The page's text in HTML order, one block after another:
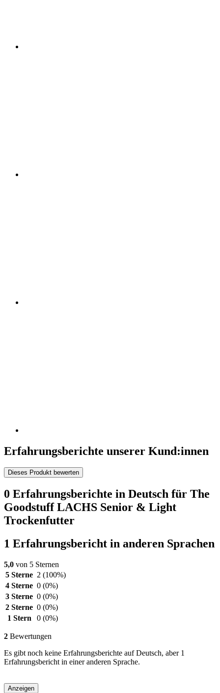
Erfahrungsberichte unserer Kund:innen
Dieses Produkt bewerten
0 Erfahrungsberichte in Deutsch für The
Goodstuff LACHS Senior & Light
Trockenfutter
1 Erfahrungsbericht in anderen Sprachen
5,0 von 5 Sternen
5 Sterne 2 (100%)
4 Sterne 0 (0%)
3 Sterne 0 (0%)
2 Sterne 0 (0%)
1 Stern
0 (0%)
2 Bewertungen
Es gibt noch keine Erfahrungsberichte auf Deutsch, aber 1
Erfahrungsbericht in einer anderen Sprache.
Anzeigen